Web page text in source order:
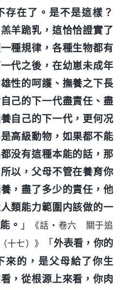
存在了。是不是這樣？
羊跪乳，這恰恰證實了
種規律，各種生物都有
代之後，在幼崽未成年
性的呵護、撫養之下長
己的下一代盡責任、盡
自己的下一代，更何况
高級動物，如果都不能
没有這種本能的話，那
以，父母不管在養育你
，盡了多少的責任，他
類能力範圍内該做的一
。 」
《話・卷六 關于追
十七）》
「 外表看，你的
來的，是父母給了你生
，從根源上來看，你肉